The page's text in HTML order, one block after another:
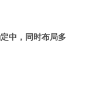
中，同时布局多